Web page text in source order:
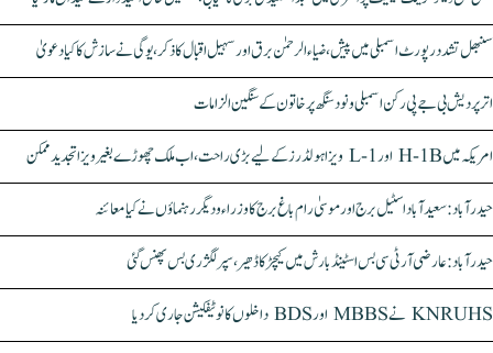
سنبھل تشدد رپورٹ اسمبلی میں پیش، ضیاء الرحمٰن برق اور سہیل اقبال کا ذکر، یوگی نے سازش کا کیا دعویٰ
اتر پردیش بی جے پی رکن اسمبلی ونود سنگھ پر خاتون کے سنگین الزامات
امریکہ میں H-1B اور L-1 ویزا ہولڈرز کے لیے بڑی راحت، اب ملک چھوڑے بغیر ویزا تجدید ممکن
حیدرآباد: سعیدآباد اسٹیل برج اور موسیٰ رام باغ برج کا وزراء و دیگر رہنماؤں نے کیا معائنہ
حیدرآباد: عارضی آر ٹی سی بس اسٹینڈ بارش میں کیچڑ کا ڈھیر، سپر لگژری بس پھنس گئی
KNRUHS نے MBBS اور BDS داخلوں کا نوٹیفکیشن جاری کر دیا